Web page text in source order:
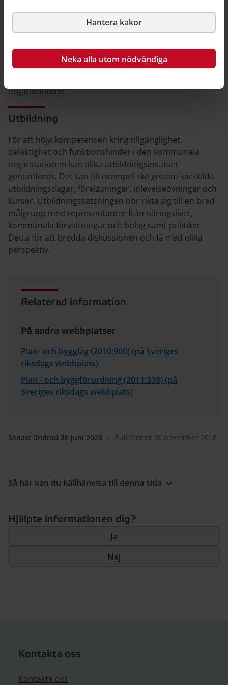
Hantera kakor
Neka alla utom nödvändiga
kommunens förvaltningar och bolag i den tidiga
planeringen av samhällsutvecklingen men även i
bygglovsprövning med mera.
Tillgänglighetssamordnaren kan även fungera som
organisationer.
Utbildning
För att höja kompetensen kring tillgänglighet,
delaktighet och funktionshinder i den kommunala
organisationen kan olika utbildningsinsatser
genomföras. Det kan till exempel ske genom särskilda
utbildningsdagar, föreläsningar, inlevelseövningar och
kurser. Utbildningssatsningen bör rikta sig till en bred
målgrupp med representanter från näringslivet,
kommunala förvaltningar och bolag samt politiker.
Detta för att bredda diskussionen och få med olika
perspektiv.
Relaterad information
På andra webbplatser
Plan- och bygglag (2010:900) (på Sveriges
riksdags webbplats)
Plan - och byggförordning (2011:338) (på
Sveriges riksdags webbplats)
Senast ändrad 30 juni 2023 • Publicerad 30 november 2018
Så här kan du källhänvisa till denna sida
Hjälpte informationen dig?
Ja
Nej
Kontakta oss
Kontakta oss